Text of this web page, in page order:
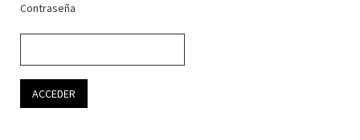
Contraseña